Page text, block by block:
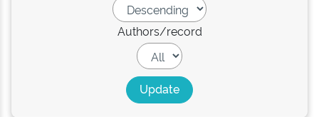
Authors/record